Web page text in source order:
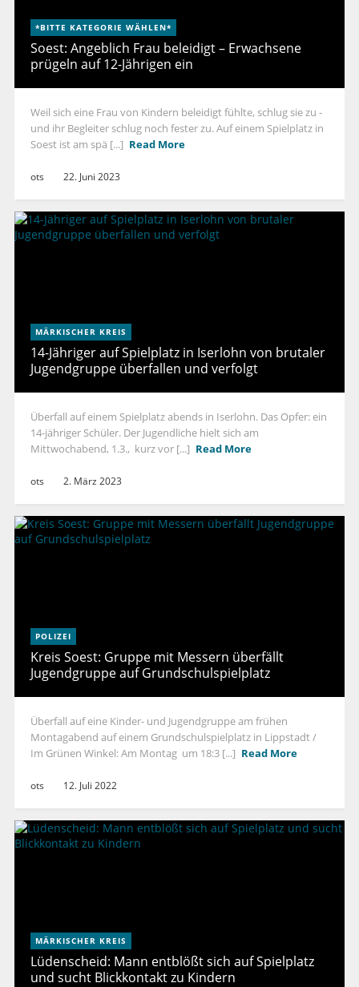
*BITTE KATEGORIE WÄHLEN*
Soest: Angeblich Frau beleidigt – Erwachsene
prügeln auf 12-Jährigen ein
Weil sich eine Frau von Kindern beleidigt fühlte, schlug sie zu -
und ihr Begleiter schlug noch fester zu. Auf einem Spielplatz in
Soest ist am spä [...] Read More
ots 22. Juni 2023
MÄRKISCHER KREIS
14-Jähriger auf Spielplatz in Iserlohn von brutaler
Jugendgruppe überfallen und verfolgt
Überfall auf einem Spielplatz abends in Iserlohn. Das Opfer: ein
14-jähriger Schüler. Der Jugendliche hielt sich am
Mittwochabend, 1.3., kurz vor [...] Read More
ots 2. März 2023
POLIZEI
Kreis Soest: Gruppe mit Messern überfällt
Jugendgruppe auf Grundschulspielplatz
Überfall auf eine Kinder- und Jugendgruppe am frühen
Montagabend auf einem Grundschulspielplatz in Lippstadt /
Im Grünen Winkel: Am Montag um 18:3 [...] Read More
ots 12. Juli 2022
MÄRKISCHER KREIS
Lüdenscheid: Mann entblößt sich auf Spielplatz
und sucht Blickkontakt zu Kindern